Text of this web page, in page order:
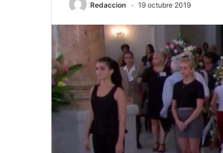
Redaccion 19 octubre 2019